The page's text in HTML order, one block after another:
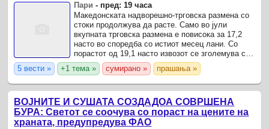
Пари - пред: 19 часа
Македонската надворешнo-трговска размена со
стоки продолжува да расте. Само во јули
вкупната трговска размена е повисока за 17,2
насто во споредба со истиот месец лани. Со
порастот од 19,1 насто извозот се зголемува со
побрзо темпо од увозот и регистрираните 16
насто.
5 вести » +1 тема » сумирано » прашања »
ВОЈНИТЕ И СУШАТА СОЗДАДОА СОВРШЕНА
БУРА: Светот се соочува со пораст на цените на
храната, предупредува ФАО